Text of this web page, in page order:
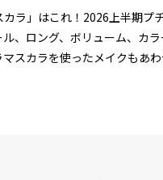
ラ」はこれ！2026上半期プ
、ロング、ボリューム、カ
スカラを使ったメイクもあ